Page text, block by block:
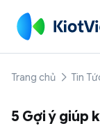
Trang chủ Tin
5 Gợi ý giúp